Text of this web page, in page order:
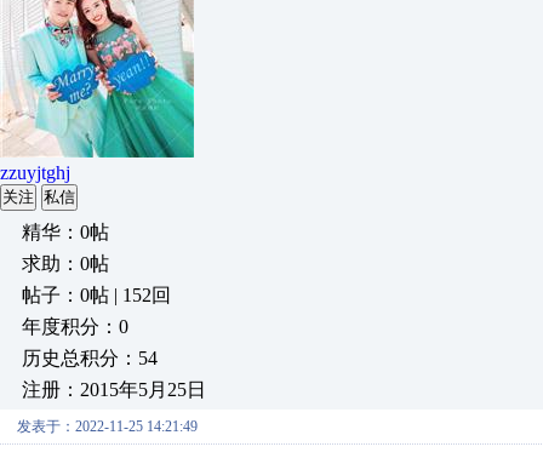
zzuyjtghj
关注 私信
精华：0帖
求助：0帖
帖子：0帖 | 152回
年度积分：0
历史总积分：54
注册：2015年5月25日
发表于：2022-11-25 14:21:49